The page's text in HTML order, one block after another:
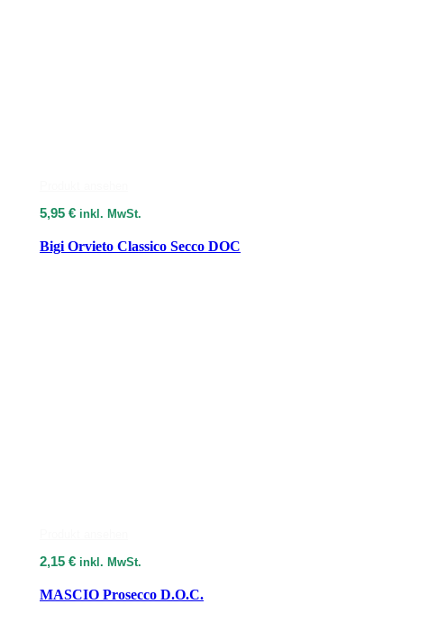
5,95 € inkl. MwSt.
Bigi Orvieto Classico Secco DOC
2,15 € inkl. MwSt.
MASCIO Prosecco D.O.C.